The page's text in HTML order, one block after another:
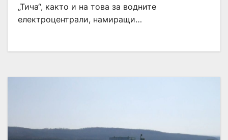
„Тича“, както и на това за водните
електроцентрали, намиращи…